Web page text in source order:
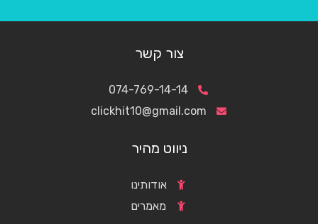
צור קשר
074-769-14-14
clickhit10@gmail.com
ניווט מהיר
אודותינו
מאמרים